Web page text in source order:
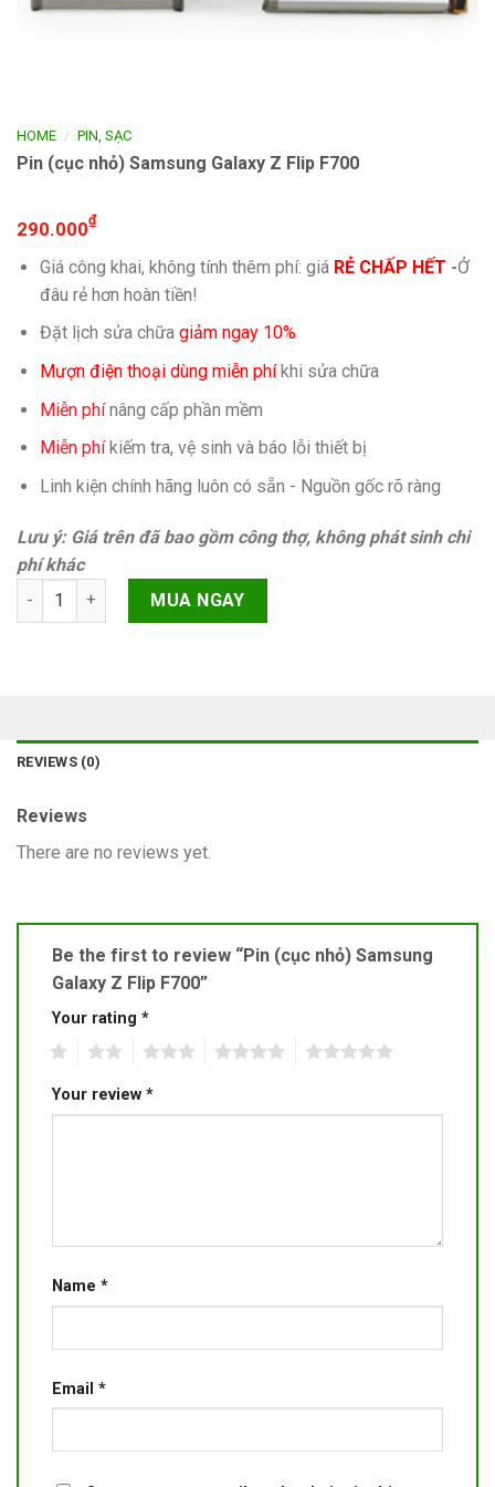
HOME / PIN, SẠC
Pin (cục nhỏ) Samsung Galaxy Z Flip F700
290.000₫
Giá công khai, không tính thêm phí: giá RẺ CHẤP HẾT -Ở
đâu rẻ hơn hoàn tiền!
Đặt lịch sửa chữa giảm ngay 10%
Mượn điện thoại dùng miễn phíkhi sửa chữa
Miễn phínâng cấp phần mềm
Miễn phíkiếm tra, vệ sinh và báo lỗi thiết bị
Linh kiện chính hãng luôn có sẵn - Nguồn gốc rõ ràng
Lưu ý: Giá trên đã bao gồm công thợ, không phát sinh chi
phí khác
Pin (cục nhỏ) Samsung Galaxy Z Flip F700 quantity
MUA NGAY
REVIEWS (0)
Reviews
There are no reviews yet.
Be the first to review “Pin (cục nhỏ) Samsung
Galaxy Z Flip F700”
Your rating *
Your review *
Name *
Email *